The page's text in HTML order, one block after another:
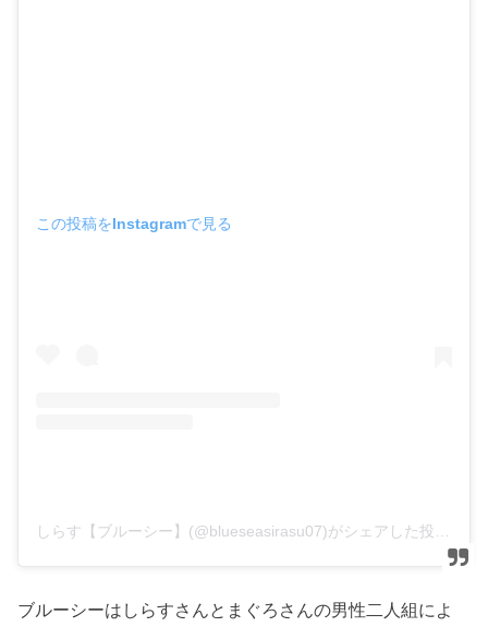
この投稿をInstagramで見る
ブルーシーはしらすさんとまぐろさんの男性二人組によ